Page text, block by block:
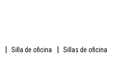
| Silla de oficina | Sillas de oficina